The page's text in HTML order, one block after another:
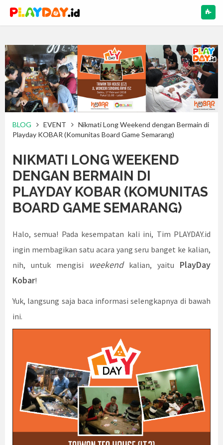
NAV
BLOG EVENT
Nikmati Long Weekend dengan Bermain di
Playday KOBAR (Komunitas Board Game Semarang)
NIKMATI LONG WEEKEND
DENGAN BERMAIN DI
PLAYDAY KOBAR (KOMUNITAS
BOARD GAME SEMARANG)
Halo, semua! Pada kesempatan kali ini, Tim PLAYDAY.id
ingin membagikan satu acara yang seru banget ke kalian,
nih, untuk mengisi weekendkalian, yaitu PlayDay
Kobar!
Yuk, langsung saja baca informasi selengkapnya di bawah
ini.